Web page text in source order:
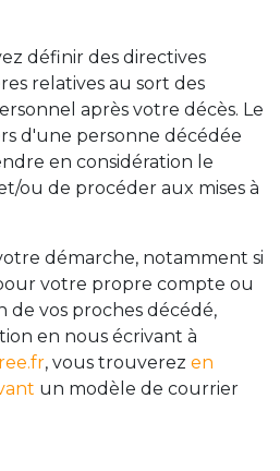
définir des directives
relatives au sort des
après votre décès. Le
d'une personne décédée
en considération le
ou de procéder aux mises à
démarche, notamment si
votre propre compte ou
vos proches décédé,
en nous écrivant à
, vous trouverez en
un modèle de courrier